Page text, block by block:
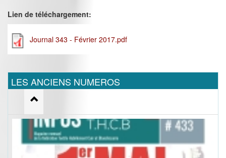
Lien de téléchargement:
Journal 343 - Février 2017.pdf
LES ANCIENS NUMEROS